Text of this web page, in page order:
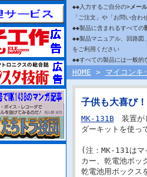
◆◆入力するご自分の>メー
「ご注文」や「お問い合わ
◆◆製品に含まれるすべての
◆◆製品マニュアル、回路図
をご利用ください
◆◆すべての製品には一般的
HOME > マイコンキ
子供も大喜び
MK-131B装置が
ダーキットを使っ
(注：MK-131はマ
カー、乾電池ボッ
乾電池用ボックス